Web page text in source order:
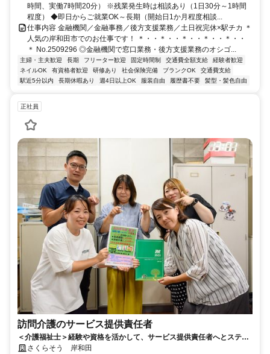
時間、実働7時間20分） ※残業発生時は相談あり（1日30分～1時間
程度） ◆即日からご就業OK～長期（開始日1か月程度相談...
仕事内容 金融機関／金融事務／後方支援業務／土日祝完休×駅チカ ＊
人気の岸和田市でのお仕事です！ ＊・・＊・・＊・・＊・・＊・・
＊ No.2509296 ◎金融機関で窓口業務・後方支援業務のオシゴ...
主婦・主夫歓迎 長期 フリーター歓迎 固定時間制 交通費全額支給
経験者歓迎
ネイルOK
有資格者歓迎 研修あり 社会保険完備 ブランクOK
交通費支給
駅近5分以内
長期休暇あり 週4日以上OK 服装自由 履歴書不要 髪型・髪色自由
正社員
訪問介護のサービス提供責任者
＜介護福祉士＞経験や資格を活かして、サービス提供責任者へとステッ
プアップ！ご利用者様に寄り添った介護が実現できる環境です。
さくらそう 岸和田